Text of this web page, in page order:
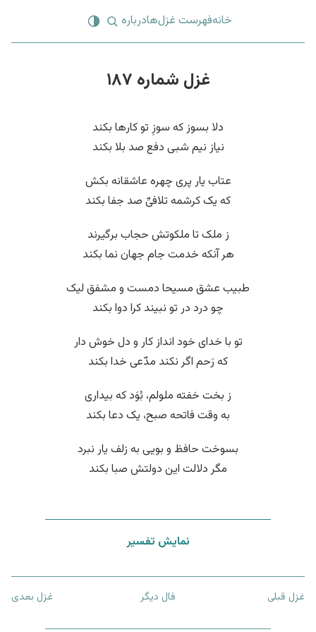
خانهفهرست غزل‌هادرباره
غزل شماره ۱۸۷
دلا بسوز که سوزِ تو کارها بکند
نیاز نیم شبی دفع صد بلا بکند
عتاب یار پری چهره عاشقانه بکش
که یک کرشمه تلافیِّ صد جفا بکند
ز ملک تا ملکوتش حجاب برگیرند
هر آنکه خدمت جام جهان نما بکند
طبیب عشق مسیحا دمست و مشفق لیک
چو درد در تو نبیند کرا دوا بکند
تو با خدای خود انداز کار و دل خوش دار
که رَحم اگر نکند مدّعی خدا بکند
ز بخت خفته ملولم، بُوَد که بیداری
به وقت فاتحه صبح، یک دعا بکند
بسوخت حافظ و بویی به زلف یار نبرد
مگر دلالت این دولتش صبا بکند
نمایش تفسیر
غزل قبلی فال دیگر غزل بعدی